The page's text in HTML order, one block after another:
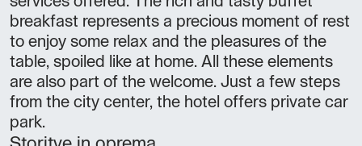
breakfast represents a precious moment of rest
to enjoy some relax and the pleasures of the
table, spoiled like at home. All these elements
are also part of the welcome. Just a few steps
from the city center, the hotel offers private car
park.